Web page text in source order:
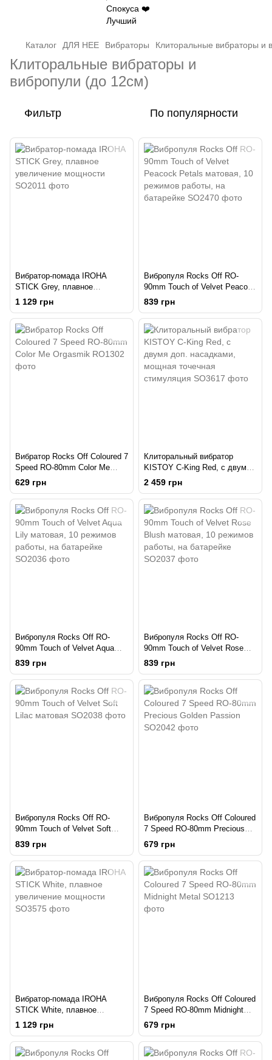
Каталог ДЛЯ НЕЕ Вибраторы Клиторальные вибраторы и
Клиторальные вибраторы и
вибропули (до 12см)
Фильтр По популярности
Вибратор-помада IROHA
STICK Grey, плавное
увеличение мощности
1 129 грн
Вибропуля Rocks Off RO-
90mm Touch of Velvet Peacock
Petals матовая, 10 режимов
работы, на батарейке
839 грн
Вибратор Rocks Off Coloured 7
Speed RO-80mm Color Me
Orgasmik
629 грн
Клиторальный вибратор
KISTOY C-King Red, с двумя
доп. насадками, мощная
точечная стимуляция
2 459 грн
Вибропуля Rocks Off RO-
90mm Touch of Velvet Aqua
Lily матовая, 10 режимов
работы, на батарейке
839 грн
Вибропуля Rocks Off RO-
90mm Touch of Velvet Rose
Blush матовая, 10 режимов
работы, на батарейке
839 грн
Вибропуля Rocks Off RO-
90mm Touch of Velvet Soft
Lilac матовая
839 грн
Вибропуля Rocks Off Coloured
7 Speed RO-80mm Precious
Golden Passion
679 грн
Вибратор-помада IROHA
STICK White, плавное
увеличение мощности
1 129 грн
Вибропуля Rocks Off Coloured
7 Speed RO-80mm Midnight
Metal
679 грн